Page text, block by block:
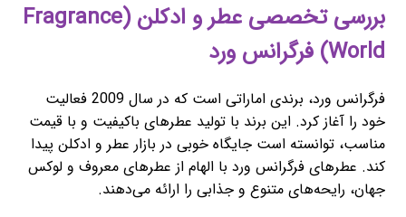
بررسی تخصصی عطر و ادکلن (Fragrance
World) فرگرانس ورد
فرگرانس ورد، برندی اماراتی است که در سال 2009 فعالیت
خود را آغاز کرد. این برند با تولید عطرهای باکیفیت و با قیمت
مناسب، توانسته است جایگاه خوبی در بازار عطر و ادکلن پیدا
کند. عطرهای فرگرانس ورد با الهام از عطرهای معروف و لوکس
جهان، رایحه‌های متنوع و جذابی را ارائه می‌دهند.